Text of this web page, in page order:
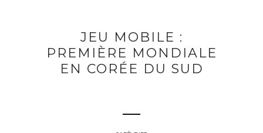
JEU MOBILE :
PREMIÈRE MONDIALE
EN CORÉE DU SUD